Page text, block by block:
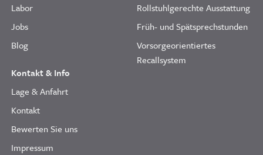
Labor
Jobs
Blog
Kontakt & Info
Lage & Anfahrt
Kontakt
Bewerten Sie uns
Impressum
Rollstuhlgerechte Ausstattung
Früh- und Spätsprechstunden
Vorsorgeorientiertes
Recallsystem